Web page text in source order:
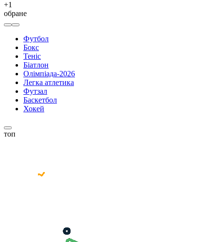
+1
обране
Футбол
Бокс
Теніс
Біатлон
Олімпіада-2026
Легка атлетика
Футзал
Баскетбол
Хокей
топ